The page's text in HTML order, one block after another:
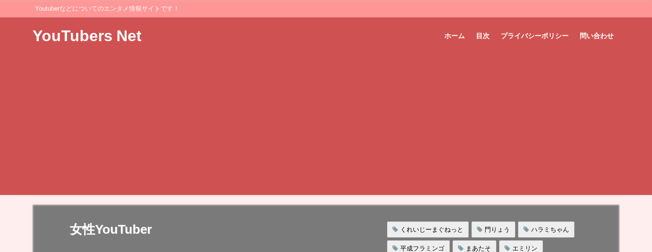
Youtuberなどについてのエンタメ情報サイトです！
YouTubers Net ホーム 目次 プライバシーポリシー 問い合わせ
女性YouTuber くれいじーまぐねっと 門りょう ハラミちゃん
平成フラミンゴ まあたそ エミリン